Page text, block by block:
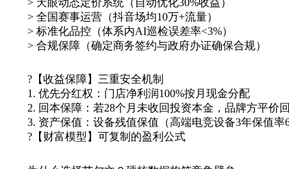
> 全国赛事运营（抖音场均10万+流量）
> 标准化品控（体系内AI巡检误差率<3%）
> 合规保障（确定商务签约与政府办证确保合规）
?【收益保障】三重安全机制
1. 优先分红权：门店净利润100%按月现金分配
2. 回本保障：若28个月未收回投资本金，品牌方平价
3. 资产保值：设备残值保值（高端电竞设备3年保值率
?【财富模型】可复制的盈利公式